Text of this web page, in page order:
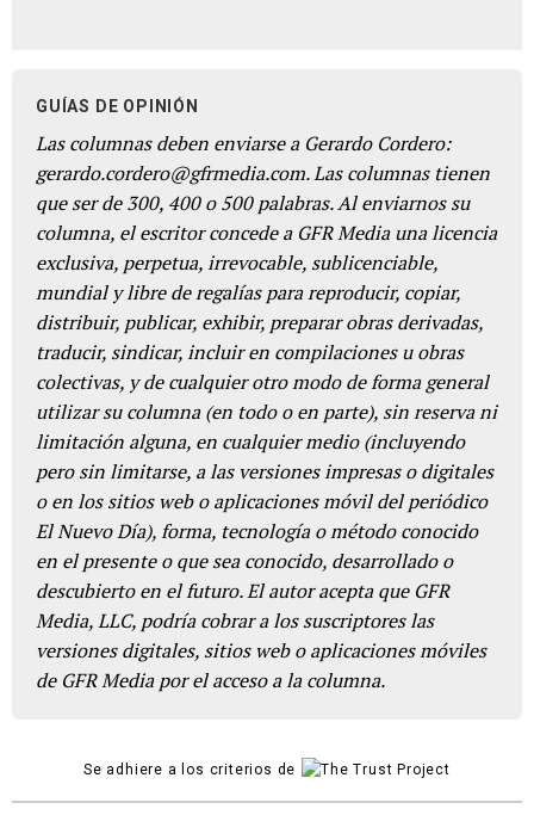
GUÍAS DE OPINIÓN
Las columnas deben enviarse a Gerardo Cordero:
gerardo.cordero@gfrmedia.com. Las columnas tienen
que ser de 300, 400 o 500 palabras. Al enviarnos su
columna, el escritor concede a GFR Media una licencia
exclusiva, perpetua, irrevocable, sublicenciable,
mundial y libre de regalías para reproducir, copiar,
distribuir, publicar, exhibir, preparar obras derivadas,
traducir, sindicar, incluir en compilaciones u obras
colectivas, y de cualquier otro modo de forma general
utilizar su columna (en todo o en parte), sin reserva ni
limitación alguna, en cualquier medio (incluyendo
pero sin limitarse, a las versiones impresas o digitales
o en los sitios web o aplicaciones móvil del periódico
El Nuevo Día), forma, tecnología o método conocido
en el presente o que sea conocido, desarrollado o
descubierto en el futuro. El autor acepta que GFR
Media, LLC, podría cobrar a los suscriptores las
versiones digitales, sitios web o aplicaciones móviles
de GFR Media por el acceso a la columna.
Se adhiere a los criterios de